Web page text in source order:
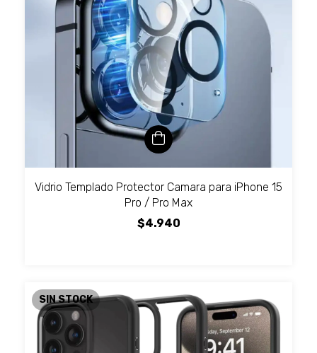
Vidrio Templado Protector Camara para iPhone 15
Pro / Pro Max
$4.940
SIN STOCK